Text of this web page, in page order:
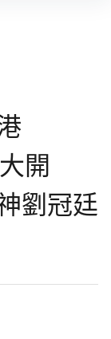
開
劉冠廷